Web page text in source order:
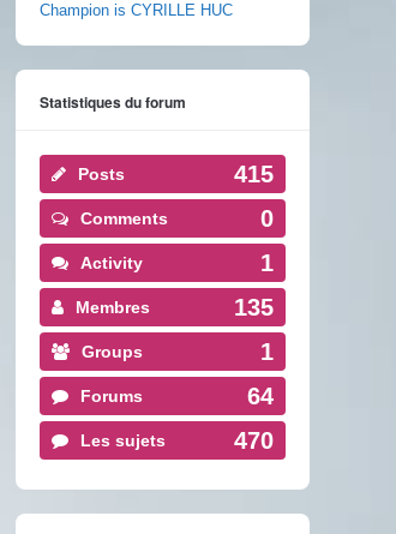
Champion is CYRILLE HUC
Statistiques du forum
Posts 415
Comments 0
Activity 1
Membres 135
Groups 1
Forums 64
Les sujets 470